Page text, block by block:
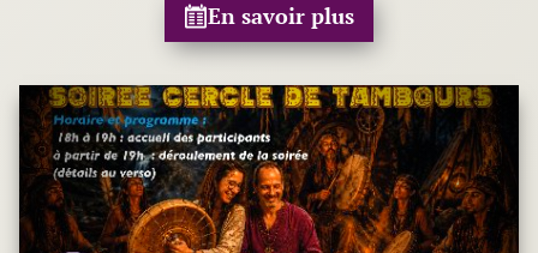
En savoir plus